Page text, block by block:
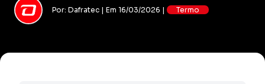
Por: Dafratec | Em 16/03/2026 | Termo